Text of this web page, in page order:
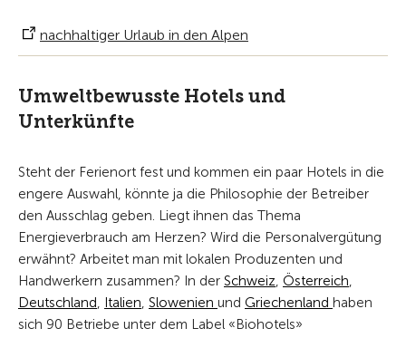
nachhaltiger Urlaub in den Alpen
Umweltbewusste Hotels und
Unterkünfte
Steht der Ferienort fest und kommen ein paar Hotels in die
engere Auswahl, könnte ja die Philosophie der Betreiber
den Ausschlag geben. Liegt ihnen das Thema
Energieverbrauch am Herzen? Wird die Personalvergütung
erwähnt? Arbeitet man mit lokalen Produzenten und
Handwerkern zusammen? In der Schweiz, Österreich,
Deutschland, Italien, Slowenien und Griechenland haben
sich 90 Betriebe unter dem Label «Biohotels»